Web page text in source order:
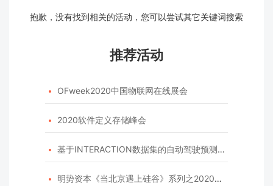
抱歉，没有找到相关的活动，您可以尝试其它关键词搜索
推荐活动
 OFweek2020中国物联网在线展会
 2020软件定义存储峰会
 基于INTERACTION数据集的自动驾驶预测模型挑战赛
 明势资本《当北京遇上硅谷》系列之2020年度开源峰会